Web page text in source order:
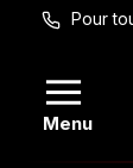
Passer au
Pour
Menu